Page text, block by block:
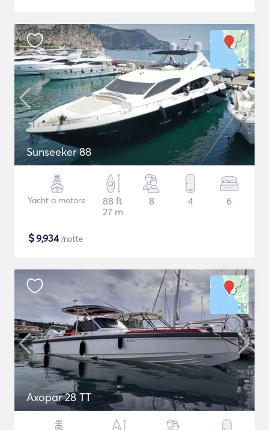
Sunseeker 88
Yacht a motore
88 ft
27 m
8 4 6
$9,934/notte
Axopar 28 TT